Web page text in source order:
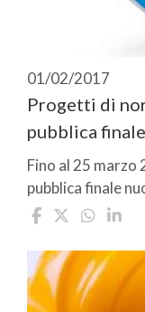
01/02/2017
Progetti di
pubblica finale
Fino al 25
pubblica finale